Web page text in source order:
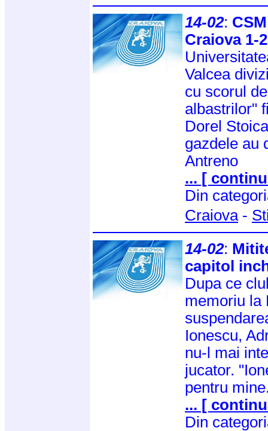
14-02:
Craiova 1-2
Valcea
cu scorul
albastrilor"
Dorel
gazdele au
Antreno
... [
Din
Craiova-
14-02:
capitol
Dupa ce
memoriu la
Ionescu,
nu-l mai
jucator.
pentru
... [
Din